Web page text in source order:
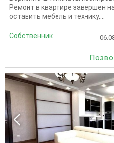
Ремонт в квартире завершен
оставить мебель и технику,...
Собственник